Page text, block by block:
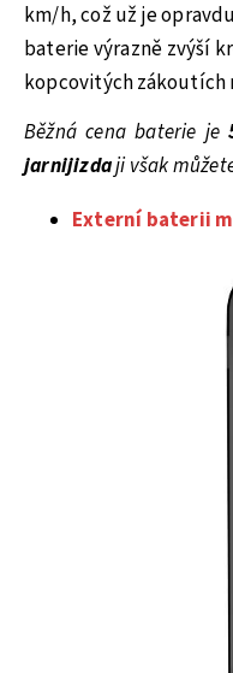
km/h, což už je
baterie výrazně zvýší
kopcovitých zákoutích
Běžná cena baterie je
jarnijizdaji však
Externí baterii